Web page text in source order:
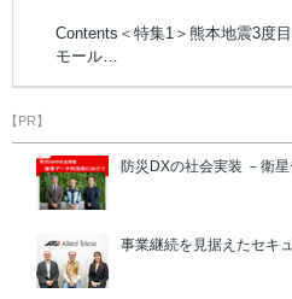
Contents＜特集1＞熊本地震3度
モール…
【PR】
防災DXの社会実装 －衛
事業継続を見据えたセキ